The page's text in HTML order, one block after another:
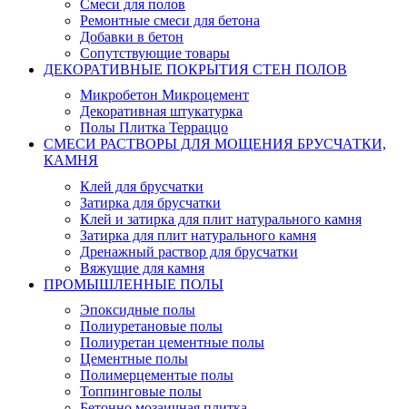
Смеси для полов
Ремонтные смеси для бетона
Добавки в бетон
Сопутствующие товары
ДЕКОРАТИВНЫЕ ПОКРЫТИЯ СТЕН ПОЛОВ
Микробетон Микроцемент
Декоративная штукатурка
Полы Плитка Терраццо
СМЕСИ РАСТВОРЫ ДЛЯ МОЩЕНИЯ БРУСЧАТКИ,
КАМНЯ
Клей для брусчатки
Затирка для брусчатки
Клей и затирка для плит натурального камня
Затирка для плит натурального камня
Дренажный раствор для брусчатки
Вяжущие для камня
ПРОМЫШЛЕННЫЕ ПОЛЫ
Эпоксидные полы
Полиуретановые полы
Полиуретан цементные полы
Цементные полы
Полимерцементые полы
Топпинговые полы